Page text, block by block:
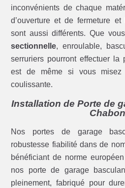
inconvénients de chaque
d’ouverture et de fermeture
sont aussi différents. Que
sectionnelle, enroulable,
serruriers pourront effectuer la
est de même si vous
coulissante.
Installation de Porte de
Nos portes de garage
robustesse fiabilité dans de
bénéficiant de norme
nos porte de garage
pleinement, fabriqué pour